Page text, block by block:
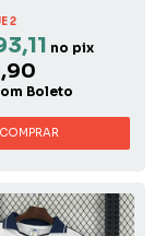
2
no pix
Boleto
COMPRAR